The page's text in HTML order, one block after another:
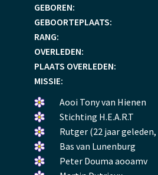
GEBOREN:
GEBOORTEPLAATS:
RANG:
OVERLEDEN:
PLAATS OVERLEDEN:
MISSIE:
Een
bloemetje
gelegd.
Aooi Tony van Hienen
Een
bloemetje
gelegd.
Stichting H.E.A.R.T
Een
bloemetje
gelegd.
Rutger (22 jaar
Een
bloemetje
Bas van Lunenburg
Een
Peter Douma aooamv